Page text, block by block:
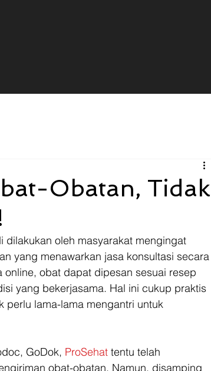
Obatan, Tidak
dilakukan oleh masyarakat mengingat
yang menawarkan jasa konsultasi secara
obat dapat dipesan sesuai resep
yang bekerjasama. Hal ini cukup praktis
perlu lama-lama mengantri untuk
GoDok, ProSehat tentu telah
obat-obatan. Namun, disamping